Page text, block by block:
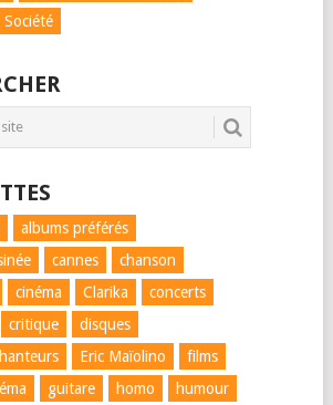
Société
albums préférés
cannes
chanson
cinéma Clarika
concerts
critique
disques
Eric Maïolino
films
guitare homo
humour